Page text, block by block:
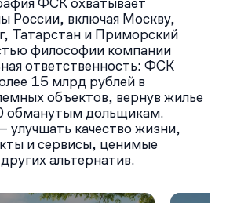
ФСК охватывает
России, включая Москву,
Татарстан и Приморский
философии компании
ответственность: ФСК
15 млрд рублей в
объектов, вернув жилье
обманутым дольщикам.
качество жизни,
и сервисы, ценимые
альтернатив.